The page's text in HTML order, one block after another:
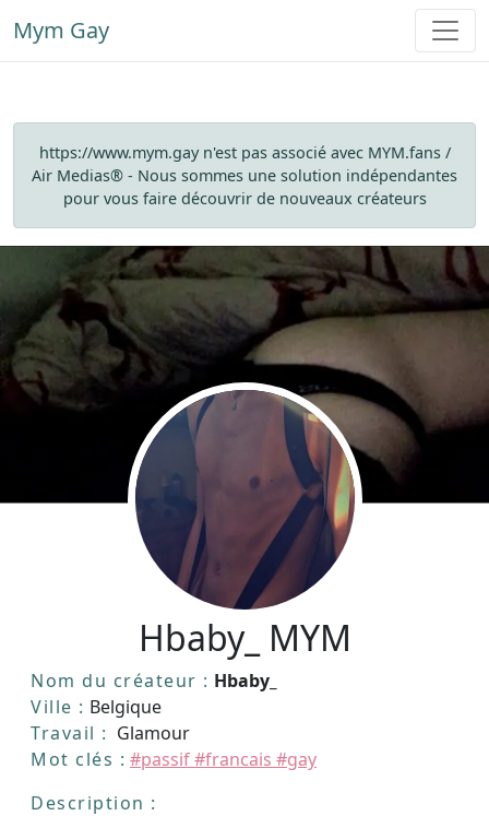
Mym Gay
https://www.mym.gay n'est pas associé avec MYM.fans /
Air Medias® - Nous sommes une solution indépendantes
pour vous faire découvrir de nouveaux créateurs
Hbaby_ MYM
Nom du créateur : Hbaby_
Ville : Belgique
Travail : Glamour
Mot clés : #passif #francais #gay
Description :